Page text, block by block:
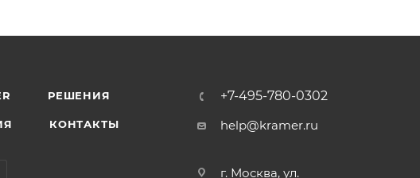
РЕШЕНИЯ
КОНТАКТЫ
+7-495-780-0302
help@kramer.ru
г. Москва, ул.